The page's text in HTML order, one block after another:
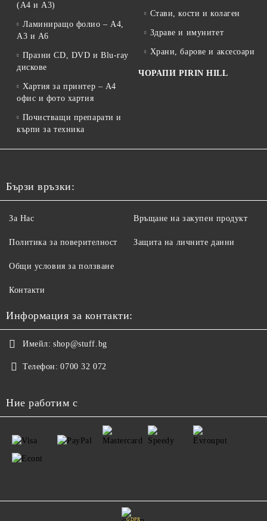
(A4 и A3)
Ламиниращо фолио – A4,
A3 и A6
Празни CD, DVD и Blu-ray
дискове
Хартия за принтер – A4
офис и фото хартия
Почистващи препарати и
кърпи за техника
Стави, кости и колаген
Здраве и имунитет
Храни, барове и аксесоари
ЧОРАПИ PIRIN HILL
Бързи връзки:
За Нас
Политика за поверителност
Общи условия за ползване
Контакти
Връщане на закупен продукт
Защита на личните данни
Информация за контакти:
Имейл: shop@stuff.bg
Телефон: 0700 32 072
Ние работим с
GDPR